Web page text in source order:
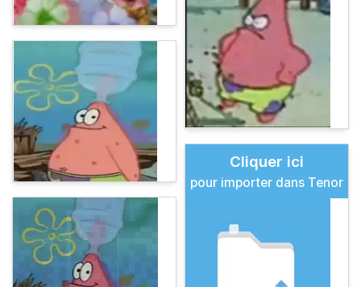
Cliquer ici
pour importer dans Tenor